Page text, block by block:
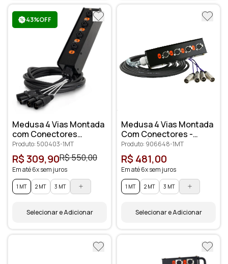
43%OFF
Medusa 4 Vias Montada
com Conectores
Profissionais
Produto: 500403-1MT
R$ 309,90R$ 550,00
Em até 6x sem juros
1 MT 2 MT 3 MT
Selecionar e Adicionar
Medusa 4 Vias Montada
Com Conectores -
Santo Ângelo
Produto: 906648-1MT
R$ 481,00
Em até 6x sem juros
1 MT 2 MT 3 MT
Selecionar e Adicionar